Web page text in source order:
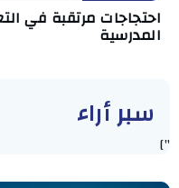
احتجاجات مرتقبة في
المدرسية
سبر أراء
"]